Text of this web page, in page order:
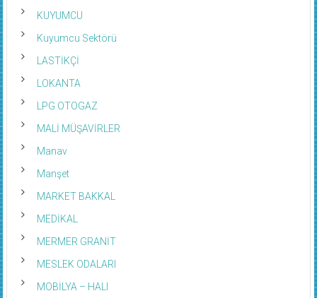
KUYUMCU
Kuyumcu Sektörü
LASTİKÇİ
LOKANTA
LPG OTOGAZ
MALİ MÜŞAVİRLER
Manav
Manşet
MARKET BAKKAL
MEDİKAL
MERMER GRANİT
MESLEK ODALARI
MOBİLYA – HALI